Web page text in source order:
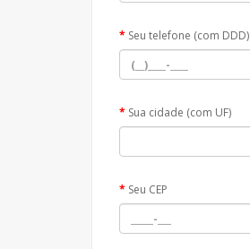
Seu telefone (com DDD)
Sua cidade (com UF)
Seu CEP